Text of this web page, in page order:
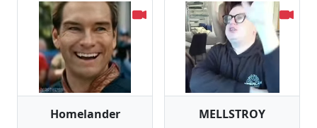
Homelander MELLSTROY